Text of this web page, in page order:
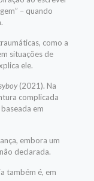
– quando
como a
situações de
ele.
(2021). Na
complicada
em
embora um
declarada.
também é, em